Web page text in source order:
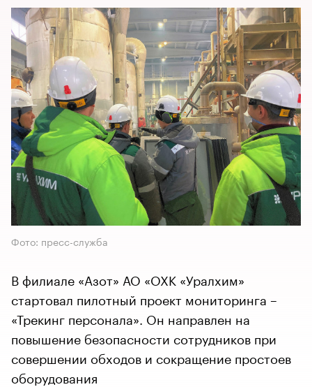
Фото: пресс-служба
В филиале «Азот» АО «ОХК «Уралхим»
стартовал пилотный проект мониторинга –
«Трекинг персонала». Он направлен на
повышение безопасности сотрудников при
совершении обходов и сокращение простоев
оборудования